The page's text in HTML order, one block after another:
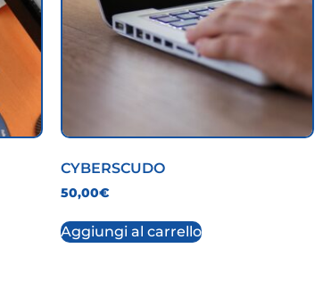
CYBERSCUDO
50,00€
Aggiungi al carrello